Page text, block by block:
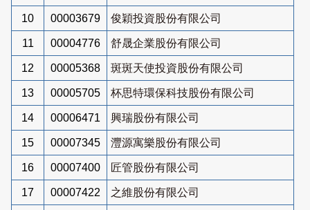
10 00003679 俊穎投資股份有限公司
11 00004776 舒晟企業股份有限公司
12 00005368 斑斑天使投資股份有限公司
13 00005705 杯思特環保科技股份有限公司
14 00006471 興瑞股份有限公司
15 00007345 灃源寓樂股份有限公司
16 00007400 匠管股份有限公司
17 00007422 之維股份有限公司